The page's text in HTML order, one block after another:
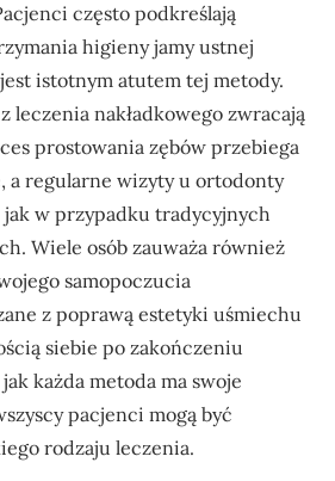
często podkreślają
higieny jamy ustnej
istotnym atutem tej metody.
leczenia nakładkowego zwracają
prostowania zębów przebiega
a regularne wizyty u ortodonty
w przypadku tradycyjnych
Wiele osób zauważa również
samopoczucia
z poprawą estetyki uśmiechu
siebie po zakończeniu
każda metoda ma swoje
pacjenci mogą być
rodzaju leczenia.